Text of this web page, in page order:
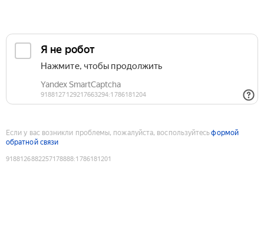
Если у вас возникли проблемы, пожалуйста, воспользуйтесьформой
обратной связи
9188126882257178888:1786181201